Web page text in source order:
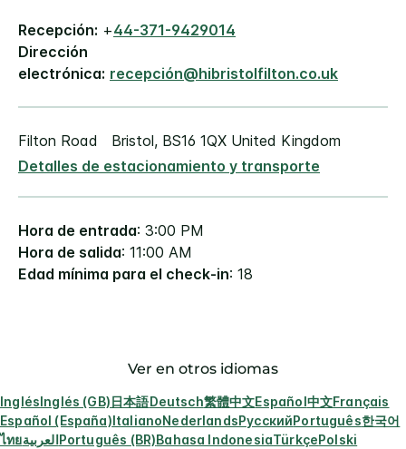
Recepción: +44-371-9429014
Dirección
electrónica: recepción@hibristolfilton.co.uk
Filton Road Bristol, BS16 1QX United Kingdom
Detalles de estacionamiento y transporte
Hora de entrada: 3:00 PM
Hora de salida: 11:00 AM
Edad mínima para el check-in: 18
Ver en otros idiomas
InglésInglés (GB)日本語Deutsch繁體中文Español中文Français
Español (España)ItalianoNederlandsРусскийPortuguês한국어
ไทยالعربيةPortuguês (BR)Bahasa IndonesiaTürkçePolski